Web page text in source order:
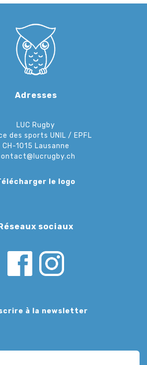
Adresses
LUC Rugby
des sports UNIL / EPFL
CH-1015 Lausanne
le logo
sociaux
à la newsletter